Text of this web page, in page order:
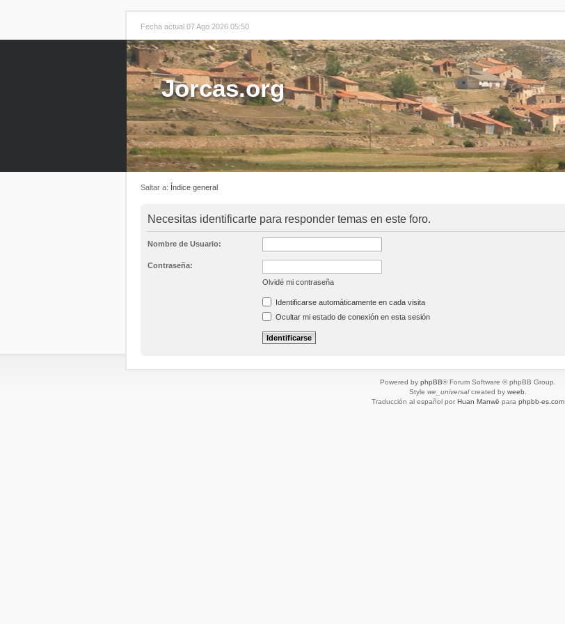
Fecha actual 07 Ago 2026 05:50
Jorcas.org
Saltar a: Índice general
Necesitas identificarte para responder temas en este foro.
Nombre de Usuario:
Contraseña:
Olvidé mi contraseña
Identificarse automáticamente en cada visita
Ocultar mi estado de conexión en esta sesión
Powered by phpBB® Forum Software © phpBB Group.
Style we_universalcreated by weeb
Traducción al español por Huan Manwë para phpbb-es.com